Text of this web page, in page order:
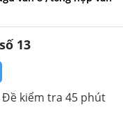
13
kiểm tra 45 phút